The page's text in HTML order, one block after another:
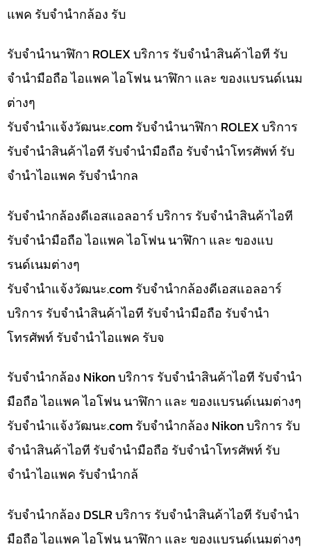
แพค รับจำนำกล้อง รับ
รับจำนำนาฬิกา ROLEX บริการ รับจำนำสินค้าไอที รับ
จำนำมือถือ ไอแพค ไอโฟน นาฬิกา และ ของแบรนด์เนม
ต่างๆ
รับจํานําแจ้งวัฒนะ.com รับจำนำนาฬิกา ROLEX บริการ
รับจำนำสินค้าไอที รับจำนำมือถือ รับจำนำโทรศัพท์ รับ
จำนำไอแพค รับจำนำกล
รับจำนำกล้องดีเอสแอลอาร์ บริการ รับจำนำสินค้าไอที
รับจำนำมือถือ ไอแพค ไอโฟน นาฬิกา และ ของแบ
รนด์เนมต่างๆ
รับจํานําแจ้งวัฒนะ.com รับจำนำกล้องดีเอสแอลอาร์
บริการ รับจำนำสินค้าไอที รับจำนำมือถือ รับจำนำ
โทรศัพท์ รับจำนำไอแพค รับจ
รับจำนำกล้อง Nikon บริการ รับจำนำสินค้าไอที รับจำนำ
มือถือ ไอแพค ไอโฟน นาฬิกา และ ของแบรนด์เนมต่างๆ
รับจํานําแจ้งวัฒนะ.com รับจำนำกล้อง Nikon บริการ รับ
จำนำสินค้าไอที รับจำนำมือถือ รับจำนำโทรศัพท์ รับ
จำนำไอแพค รับจำนำกล้
รับจำนำกล้อง DSLR บริการ รับจำนำสินค้าไอที รับจำนำ
มือถือ ไอแพค ไอโฟน นาฬิกา และ ของแบรนด์เนมต่างๆ